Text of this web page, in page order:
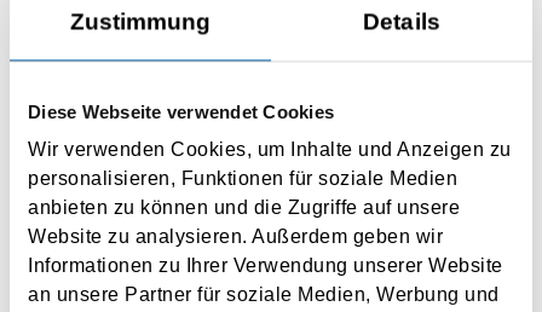
Zustimmung Details
Diese Webseite verwendet Cookies
Wir verwenden Cookies, um Inhalte und Anzeigen zu
personalisieren, Funktionen für soziale Medien
anbieten zu können und die Zugriffe auf unsere
Website zu analysieren. Außerdem geben wir
Informationen zu Ihrer Verwendung unserer Website
an unsere Partner für soziale Medien, Werbung und
Abgeben der Einfuhr- / Ausfuhranmeldung oder T-Dokument
via Portbase
Verfügt das Terminal über das Zolldokument (im Voraus) ist
eine reibungslose Verschiffung möglich
Unterhttps://www.tsf-ferries.com/de/finden Sie eine Checkliste zu